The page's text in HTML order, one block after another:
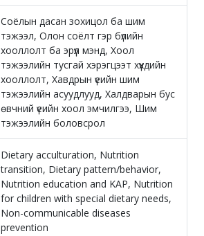
Соёлын дасан зохицол ба шим
тэжээл, Олон соёлт гэр бүлийн
хооллолт ба эрүүл мэнд, Хоол
тэжээлийн тусгай хэрэгцээт хүүхдийн
хооллолт, Хавдрын үеийн шим
тэжээлийн асуудлууд, Халдварын бус
өвчний үеийн хоол эмчилгээ, Шим
тэжээлийн боловсрол
Dietary acculturation, Nutrition
transition, Dietary pattern/behavior,
Nutrition education and KAP, Nutrition
for children with special dietary needs,
Non-communicable diseases
prevention